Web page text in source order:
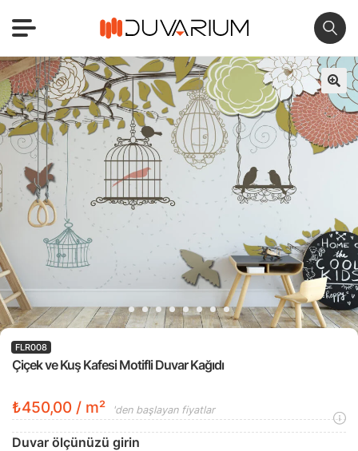
🔍
Çiçek ve Kuş Kafesi Motifli Duvar Kağıdı
FLR008
₺450,00 / m² 'den başlayan fiyatlar
Duvar ölçünüzü girin